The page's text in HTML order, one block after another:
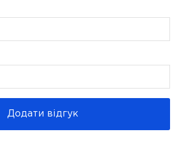
Додати відгук